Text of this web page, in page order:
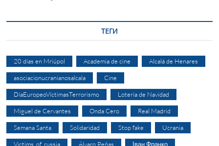
ТЕГИ
20 días en Mriúpol Academia de cine Alcalá de Henares
asociacionucranianosalcala Cine
DíaEuropeoVíctimasTerrorismo Lotería de Navidad
Miguel de Cervantes Onda Cero Real Madrid
Semana Santa Solidaridad Stop fake Ucrania
Victims_of_russia Álvaro Peñas Іван Франко